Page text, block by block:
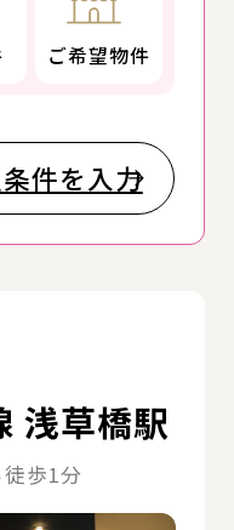
ご希望物件
件を入力
浅草橋駅
歩1分